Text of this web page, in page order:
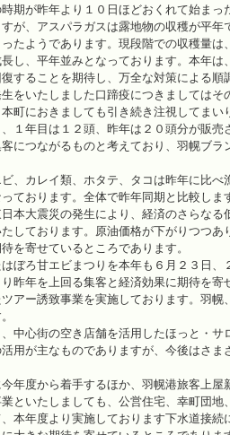
期が昨年より１０日ほどおくれて始ま
が、アスパラガスは露地物の収穫が平
たようであります。現段階での収穫量
し、平年並みとなっております。本年
することを期待し、万全な対策による順
いたしました口蹄疫につきましてはそ
町におきましても引き続き注視してま
１年目は１２頭、昨年は２０頭分が販
につながるものと考えており、羽幌ブ
、カレイ類、ホタテ、タコは昨年に比
ております。全体で昨年同期と比較し
本大震災の発生により、経済のさらな
しております。原油価格が下がりつつ
を寄せているところであります。
ぼろ甘エビまつりを本年も６月２３日
昨年を上回る集客と経済効果に期待を
アー誘致事業を実施しております。羽
中心街の空き店舗を活用したほっと・
用が主なものでありますが、今後はさ
年度から着手するほか、羽幌港旅客上
といたしましても、公営住宅、幸町団
本年度より実施しております下水道接